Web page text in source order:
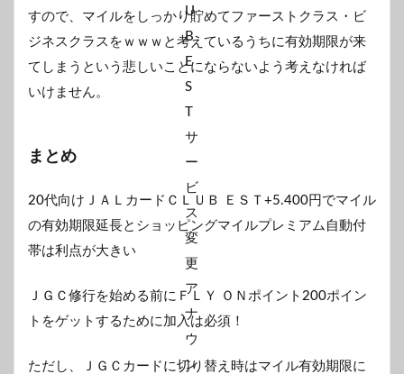
すので、マイルをしっかり貯めてファーストクラス・ビ
ジネスクラスをｗｗｗと考えているうちに有効期限が来
てしまうという悲しいことにならないよう考えなければ
いけません。
まとめ
20代向けＪＡＬカードＣＬＵＢ ＥＳＴ+5.400円でマイル
の有効期限延長とショッピングマイルプレミアム自動付
帯は利点が大きい
ＪＧＣ修行を始める前にＦＬＹ ＯＮポイント200ポイン
トをゲットするために加入は必須！
ただし、ＪＧＣカードに切り替え時はマイル有効期限に